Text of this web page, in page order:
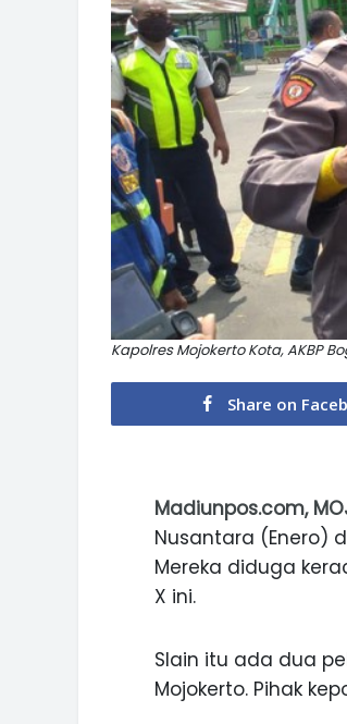
Kapolres Mojokerto Kota, AKBP
Share on
Madiunpos.com,
Nusantara (Enero)
Mereka diduga
X ini.
Slain itu ada dua
Mojokerto. Pihak